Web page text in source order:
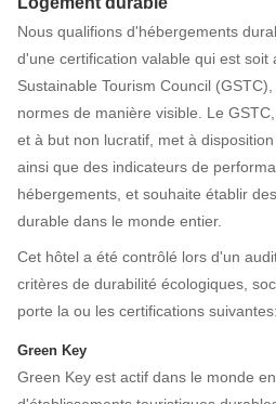
Nous qualifions d'hébergements
d'une certification valable qui est soit
Sustainable Tourism Council
normes de manière visible. Le
et à but non lucratif, met à
ainsi que des indicateurs de
hébergements, et souhaite établir
durable dans le monde entier.
Cet hôtel a été contrôlé lors d'un
critères de durabilité écologiques,
porte la ou les certifications suivantes:
Green Key
Green Key est actif dans le monde